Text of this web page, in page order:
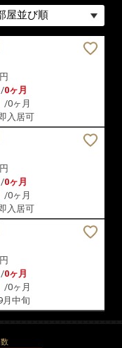
/0ヶ月
/0ヶ月
入居可
/0ヶ月
/0ヶ月
入居可
/0ヶ月
/0ヶ月
月中旬